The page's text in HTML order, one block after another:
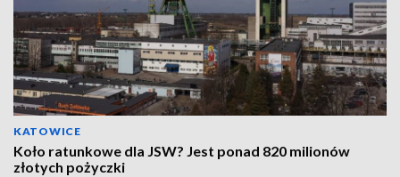
KATOWICE
Koło ratunkowe dla JSW? Jest ponad 820 milionów
złotych pożyczki